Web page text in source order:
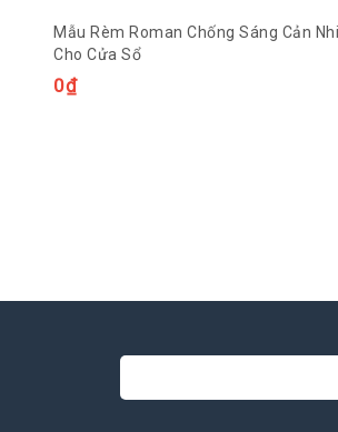
Mẫu Rèm Roman Chống Sáng Cản
Cho Cửa Sổ
0₫